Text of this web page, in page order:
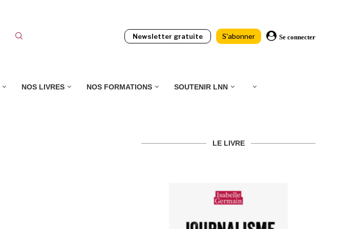
Newsletter gratuite S'abonner Se connecter
NOS LIVRES NOS FORMATIONS SOUTENIR LNN
LE LIVRE